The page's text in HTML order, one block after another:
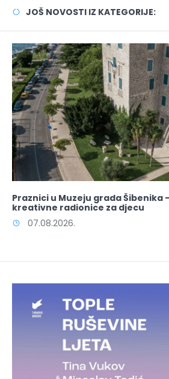
JOŠ NOVOSTI IZ KATEGORIJE:
Praznici u Muzeju grada Šibenika
kreativne radionice za djecu
07.08.2026.